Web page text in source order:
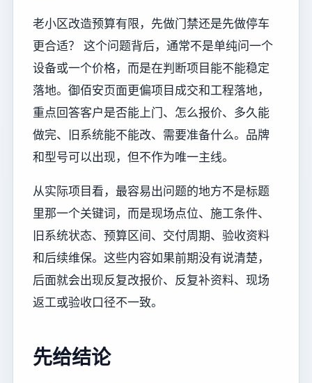
老小区改造预算有限，先做门禁还是先做停车
更合适？ 这个问题背后，通常不是单纯问一个
设备或一个价格，而是在判断项目能不能稳定
落地。御佰安页面更偏项目成交和工程落地，
重点回答客户是否能上门、怎么报价、多久能
做完、旧系统能不能改、需要准备什么。品牌
和型号可以出现，但不作为唯一主线。
从实际项目看，最容易出问题的地方不是标题
里那一个关键词，而是现场点位、施工条件、
旧系统状态、预算区间、交付周期、验收资料
和后续维保。这些内容如果前期没有说清楚，
后面就会出现反复改报价、反复补资料、现场
返工或验收口径不一致。
先给结论